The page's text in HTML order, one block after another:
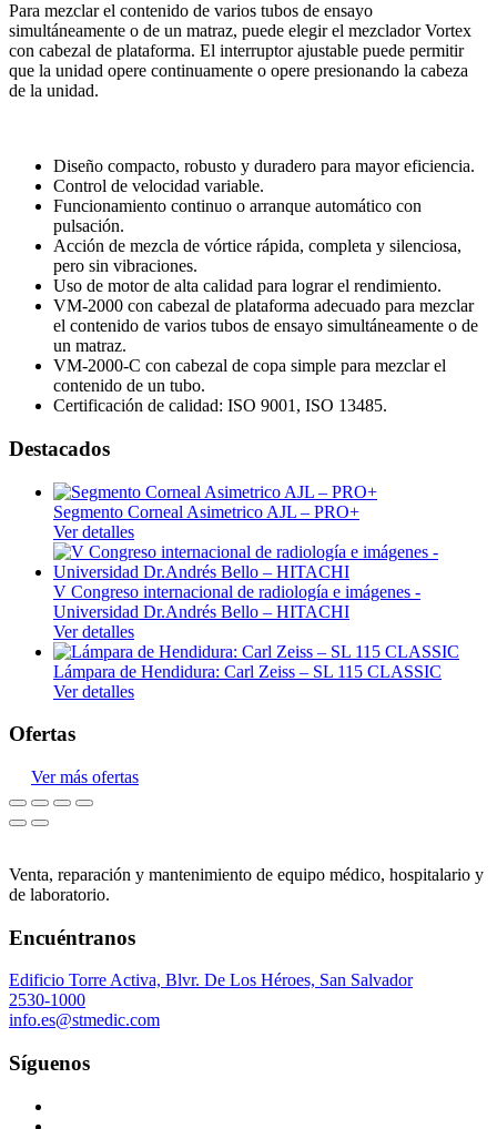
Para mezclar el contenido de varios tubos de ensayo
simultáneamente o de un matraz, puede elegir el mezclador Vortex
con cabezal de plataforma. El interruptor ajustable puede permitir
que la unidad opere continuamente o opere presionando la cabeza
de la unidad.
Diseño compacto, robusto y duradero para mayor eficiencia.
Control de velocidad variable.
Funcionamiento continuo o arranque automático con
pulsación.
Acción de mezcla de vórtice rápida, completa y silenciosa,
pero sin vibraciones.
Uso de motor de alta calidad para lograr el rendimiento.
VM-2000 con cabezal de plataforma adecuado para mezclar
el contenido de varios tubos de ensayo simultáneamente o de
un matraz.
VM-2000-C con cabezal de copa simple para mezclar el
contenido de un tubo.
Certificación de calidad: ISO 9001, ISO 13485.
Destacados
Segmento Corneal Asimetrico AJL – PRO+
Ver detalles
V Congreso internacional de radiología e imágenes -
Universidad Dr.Andrés Bello – HITACHI
Ver detalles
Lámpara de Hendidura: Carl Zeiss – SL 115 CLASSIC
Ver detalles
Ofertas
Ver más ofertas
Venta, reparación y mantenimiento de equipo médico, hospitalario y
de laboratorio.
Encuéntranos
Edificio Torre Activa, Blvr. De Los Héroes, San Salvador
2530-1000
info.es@stmedic.com
Síguenos